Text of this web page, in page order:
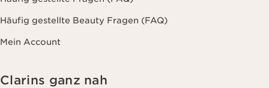
Häufig gestellte Beauty Fragen (FAQ)
Mein Account
Clarins ganz nah